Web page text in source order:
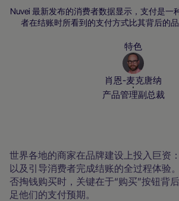
Nuvei 最新发布的消费者数据显示，支付是一
者在结账时所看到的支付方式比其背后的品
特色
肖恩-麦克唐纳
产品管理副总裁
世界各地的商家在品牌建设上投入巨资
以及引导消费者完成结账的全过程体验
否掏钱购买时，关键在于“购买”按钮背
足他们的支付预期。